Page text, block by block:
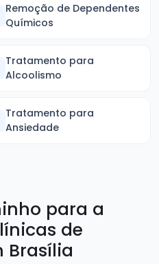
Remoção de Dependentes
Químicos
Tratamento para
Alcoolismo
Tratamento para
Ansiedade
para a
de
Brasília